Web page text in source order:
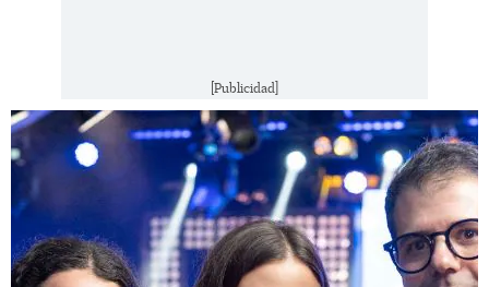
[Publicidad]